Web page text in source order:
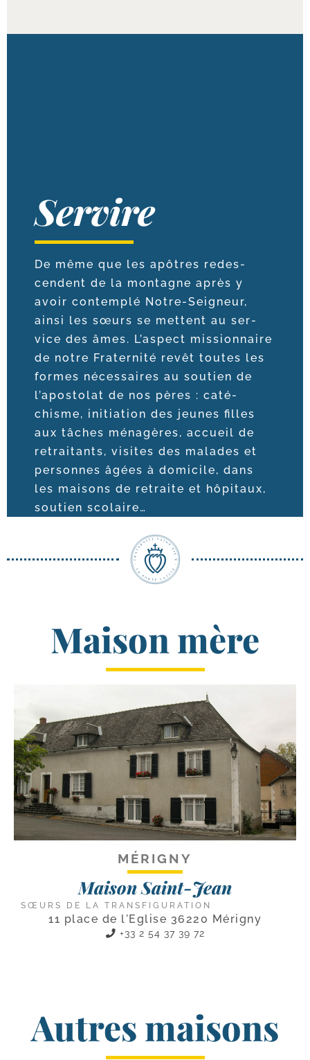
Servire
De même que les apôtres redes­
cendent de la mon­tagne après y
avoir contem­plé Notre-​Seigneur,
ain­si les sœurs se mettent au ser­
vice des âmes. L’aspect mis­sion­naire
de notre Fraternité revêt toutes les
formes néces­saires au sou­tien de
l’a­pos­to­lat de nos pères : caté­
chisme, ini­tia­tion des jeunes filles
aux tâches ména­gères, accueil de
retrai­tants, visites des malades et
per­sonnes âgées à domi­cile, dans
les mai­sons de retraite et hôpi­taux,
sou­tien scolaire…
Maison mère
MÉRIGNY
Maison Saint-Jean
SŒURS DE LA TRANSFIGURATION
11 place de l'Eglise 36220 Mérigny
+33 2 54 37 39 72
Autres maisons